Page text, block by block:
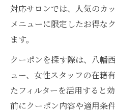
対応サロンでは、人気のカ
メニューに限定したお得な
ます。
クーポンを探す際は、八幡
ュー、女性スタッフの在籍
たフィルターを活用すると
前にクーポン内容や適用条